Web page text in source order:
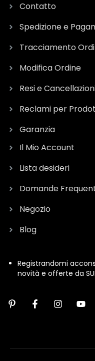
Contatto
Spedizione e
Tracciamento
Modifica Ordine
Resi e
Reclami per
Garanzia
Il Mio Account
Lista desideri
Domande
Negozio
Blog
Registrandomi
novità e offerte da